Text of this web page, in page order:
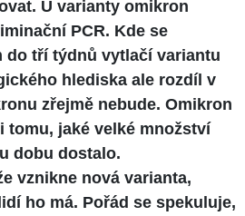
U varianty omikron
PCR. Kde se
do tří týdnů vytlačí variantu
hlediska ale rozdíl v
zřejmě nebude. Omikron
tomu, jaké velké množství
dobu dostalo.
vznikne nová varianta,
ho má. Pořád se spekuluje,